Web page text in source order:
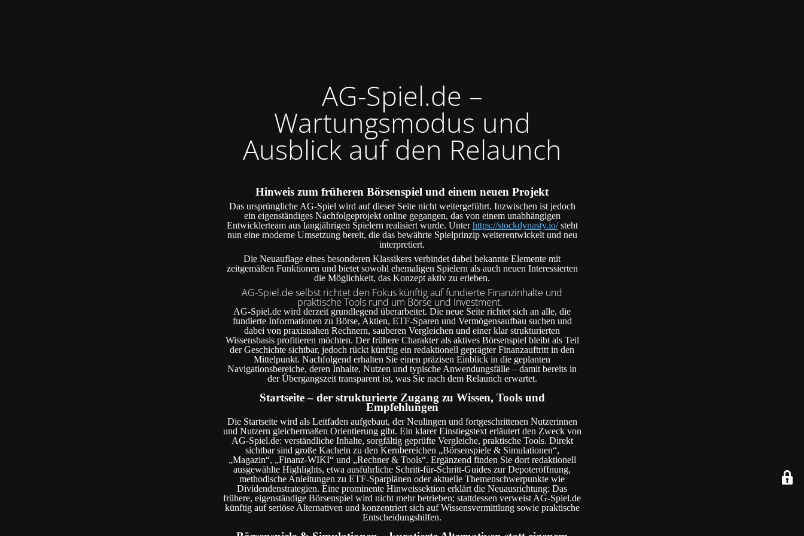
AG-Spiel.de –
Wartungsmodus und
Ausblick auf den Relaunch
Hinweis zum früheren Börsenspiel und einem neuen Projekt
Das ursprüngliche AG-Spiel wird auf dieser Seite nicht weitergeführt. Inzwischen ist jedoch
ein eigenständiges Nachfolgeprojekt online gegangen, das von einem unabhängigen
Entwicklerteam aus langjährigen Spielern realisiert wurde. Unterhttps://stockdynasty.io/steht
nun eine moderne Umsetzung bereit, die das bewährte Spielprinzip weiterentwickelt und neu
interpretiert.
Die Neuauflage eines besonderen Klassikers verbindet dabei bekannte Elemente mit
zeitgemäßen Funktionen und bietet sowohl ehemaligen Spielern als auch neuen Interessierten
die Möglichkeit, das Konzept aktiv zu erleben.
AG-Spiel.de selbst richtet den Fokus künftig auf fundierte Finanzinhalte und
praktische Tools rund um Börse und Investment.
AG-Spiel.de wird derzeit grundlegend überarbeitet. Die neue Seite richtet sich an alle, die
fundierte Informationen zu Börse, Aktien, ETF-Sparen und Vermögensaufbau suchen und
dabei von praxisnahen Rechnern, sauberen Vergleichen und einer klar strukturierten
Wissensbasis profitieren möchten. Der frühere Charakter als aktives Börsenspiel bleibt als Teil
der Geschichte sichtbar, jedoch rückt künftig ein redaktionell geprägter Finanzauftritt in den
Mittelpunkt. Nachfolgend erhalten Sie einen präzisen Einblick in die geplanten
Navigationsbereiche, deren Inhalte, Nutzen und typische Anwendungsfälle – damit bereits in
der Übergangszeit transparent ist, was Sie nach dem Relaunch erwartet.
Startseite – der strukturierte Zugang zu Wissen, Tools und
Empfehlungen
Die Startseite wird als Leitfaden aufgebaut, der Neulingen und fortgeschrittenen Nutzerinnen
und Nutzern gleichermaßen Orientierung gibt. Ein klarer Einstiegstext erläutert den Zweck von
AG-Spiel.de: verständliche Inhalte, sorgfältig geprüfte Vergleiche, praktische Tools. Direkt
sichtbar sind große Kacheln zu den Kernbereichen „Börsenspiele & Simulationen“,
„Magazin“, „Finanz-WIKI“ und „Rechner & Tools“. Ergänzend finden Sie dort redaktionell
ausgewählte Highlights, etwa ausführliche Schritt-für-Schritt-Guides zur Depoteröffnung,
methodische Anleitungen zu ETF-Sparplänen oder aktuelle Themenschwerpunkte wie
Dividendenstrategien. Eine prominente Hinweissektion erklärt die Neuausrichtung: Das
frühere, eigenständige Börsenspiel wird nicht mehr betrieben; stattdessen verweist AG-Spiel.de
künftig auf seriöse Alternativen und konzentriert sich auf Wissensvermittlung sowie praktische
Entscheidungshilfen.